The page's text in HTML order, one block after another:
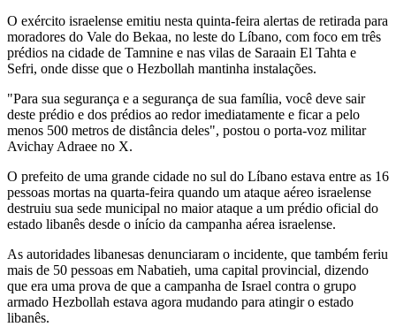
O exército israelense emitiu nesta quinta-feira alertas de retirada para
moradores do Vale do Bekaa, no leste do Líbano, com foco em três
prédios na cidade de Tamnine e nas vilas de Saraain El Tahta e
Sefri, onde disse que o Hezbollah mantinha instalações.
"Para sua segurança e a segurança de sua família, você deve sair
deste prédio e dos prédios ao redor imediatamente e ficar a pelo
menos 500 metros de distância deles", postou o porta-voz militar
Avichay Adraee no X.
O prefeito de uma grande cidade no sul do Líbano estava entre as 16
pessoas mortas na quarta-feira quando um ataque aéreo israelense
destruiu sua sede municipal no maior ataque a um prédio oficial do
estado libanês desde o início da campanha aérea israelense.
As autoridades libanesas denunciaram o incidente, que também feriu
mais de 50 pessoas em Nabatieh, uma capital provincial, dizendo
que era uma prova de que a campanha de Israel contra o grupo
armado Hezbollah estava agora mudando para atingir o estado
libanês.